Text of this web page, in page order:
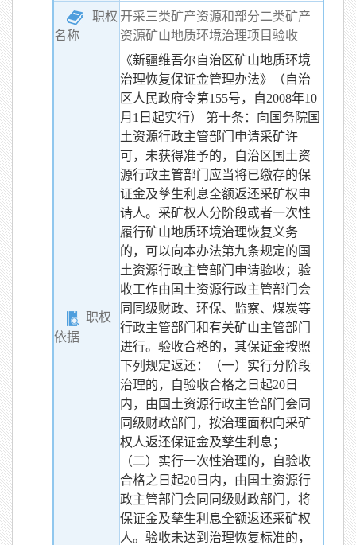
职权
名称
开采三类矿产资源和部分二类矿产
资源矿山地质环境治理项目验收
职权
依据
《新疆维吾尔自治区矿山地质环境
治理恢复保证金管理办法》（自治
区人民政府令第155号，自2008年10
月1日起实行） 第十条：向国务院国
土资源行政主管部门申请采矿许
可，未获得准予的，自治区国土资
源行政主管部门应当将已缴存的保
证金及孳生利息全额返还采矿权申
请人。采矿权人分阶段或者一次性
履行矿山地质环境治理恢复义务
的，可以向本办法第九条规定的国
土资源行政主管部门申请验收；验
收工作由国土资源行政主管部门会
同同级财政、环保、监察、煤炭等
行政主管部门和有关矿山主管部门
进行。验收合格的，其保证金按照
下列规定返还：（一）实行分阶段
治理的，自验收合格之日起20日
内，由国土资源行政主管部门会同
同级财政部门，按治理面积向采矿
权人返还保证金及孳生利息；
（二）实行一次性治理的，自验收
合格之日起20日内，由国土资源行
政主管部门会同同级财政部门，将
保证金及孳生利息全额返还采矿权
人。验收未达到治理恢复标准的，